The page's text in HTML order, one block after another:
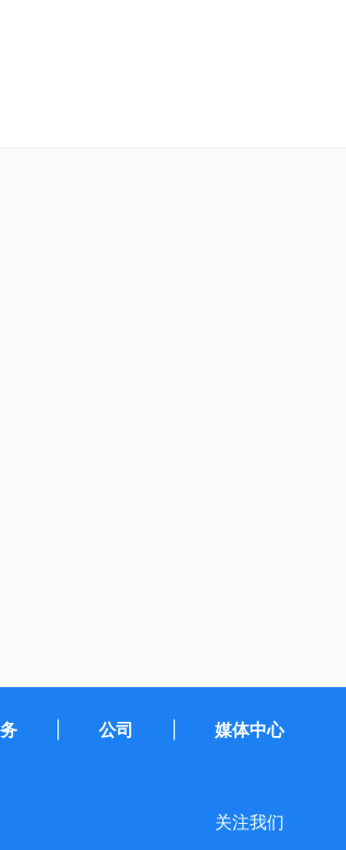
公司 媒体中心
关注我们